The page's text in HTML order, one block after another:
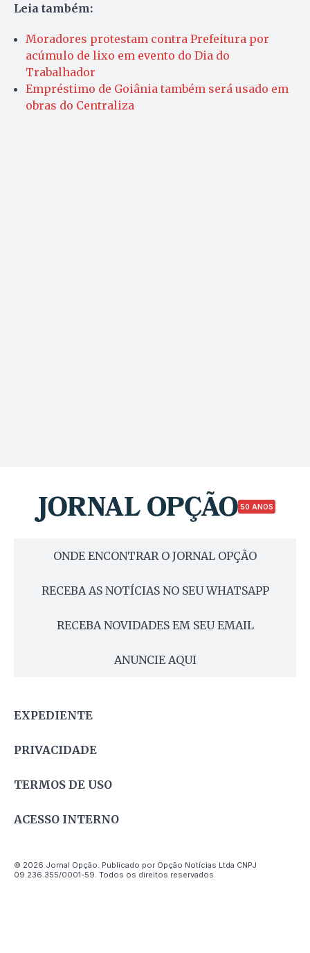
Leia também:
Moradores protestam contra Prefeitura por
acúmulo de lixo em evento do Dia do
Trabalhador
Empréstimo de Goiânia também será usado em
obras do Centraliza
50 ANOS
ONDE ENCONTRAR O JORNAL OPÇÃO
RECEBA AS NOTÍCIAS NO SEU WHATSAPP
RECEBA NOVIDADES EM SEU EMAIL
ANUNCIE AQUI
EXPEDIENTE
PRIVACIDADE
TERMOS DE USO
ACESSO INTERNO
© 2026 Jornal Opção. Publicado por Opção Notícias Ltda CNPJ
09.236.355/0001-59. Todos os direitos reservados.